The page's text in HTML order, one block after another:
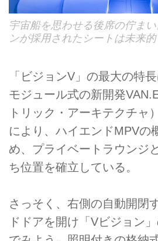
宇宙船を思わせる後席の佇ま
ンが採用されたシートは未来的
「ビジョンV」の最大の特
モジュール式の新開発
トリック・アーキテクチャ
により、ハイエンドMPVの
め、プライベートラウンジ
ち位置を確立している。
さっそく、右側の自動開閉
ドドアを開け「Vビジョン